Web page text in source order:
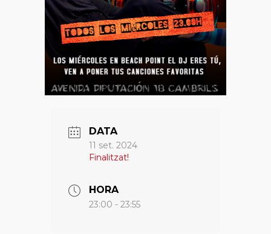
DATA
11 set. 2024
Finalitzat!
HORA
23:00 - 23:55